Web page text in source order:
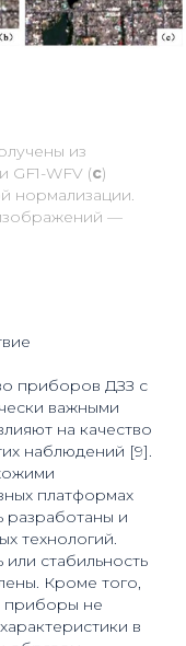
из
GF1-WFV (c)
нормализации.
—
приборов ДЗЗ с
важными
на качество
наблюдений [9].
платформах
разработаны и
технологий.
стабильность
Кроме того,
приборы не
в